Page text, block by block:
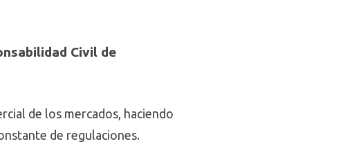
Civil de
de los mercados, haciendo
de regulaciones.